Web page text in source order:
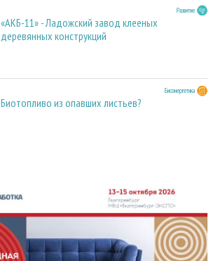
Развитие
«АКБ-11» - Ладожский завод клееных
деревянных конструкций
Биоэнергетика
Биотопливо из опавших листьев?